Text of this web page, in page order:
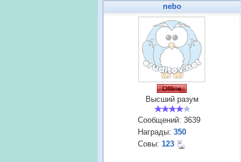
nebo
Высший разум
Сообщений: 3639
Награды: 350
Совы: 123